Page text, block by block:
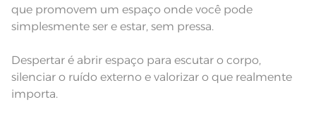
que promovem um espaço onde você pode
simplesmente ser e estar, sem pressa.
Despertar é abrir espaço para escutar o corpo,
silenciar o ruído externo e valorizar o que realmente
importa.